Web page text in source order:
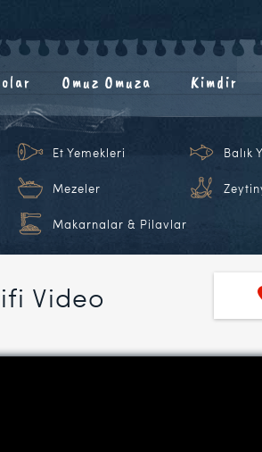
Omuz Omuza Kimdir
Et Yemekleri Balık
Mezeler
Makarnalar & Pilavlar
Video